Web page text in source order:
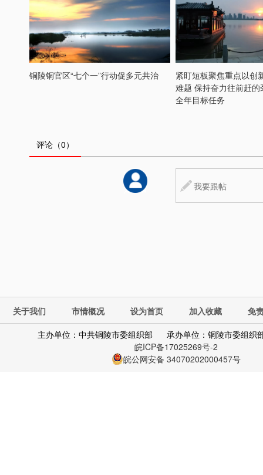
铜陵铜官区“七个一”行动促多元共治
紧盯短板聚焦重点以创
难题 保持奋力往前赶
全年目标任务
评论 （0）
关于我们 市情概况 设为首页 加入收藏
免
主办单位：中共铜陵市委组织部
承办单位：铜陵市委组织
皖ICP备17025269号-2
皖公网安备 34070202000457号